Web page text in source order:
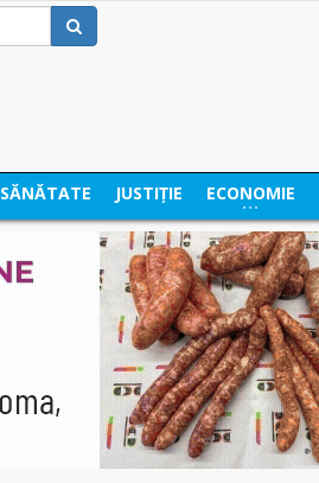
SĂNĂTATE JUSTIȚIE ECONOMIE